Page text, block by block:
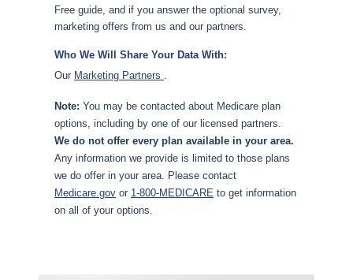
Free guide, and if you answer the optional survey,
marketing offers from us and our partners.
Who We Will Share Your Data With:
Our Marketing Partners .
Note: You may be contacted about Medicare plan
options, including by one of our licensed partners.
We do not offer every plan available in your area.
Any information we provide is limited to those plans
we do offer in your area. Please contact
Medicare.gov or 1-800-MEDICARE to get information
on all of your options.